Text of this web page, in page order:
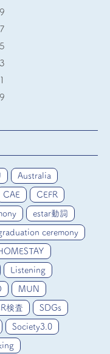
Australia
CAE CEFR
estar動詞
ceremony
Listening
MUN
検査 SDGs
Society3.0